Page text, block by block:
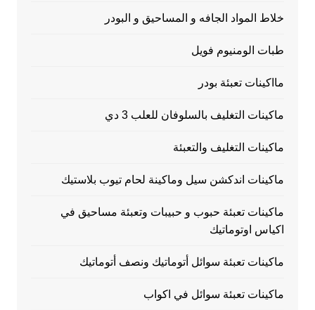
خلاط المواد الجافه و المساحيق و البودر
طبات الومنيوم فويل
مااكينات تعبئة بودر
ماكينات التغليف بالسلوفان للعلب 3 دي
ماكينات التغليف والتعبئة
ماكينات اندكشن سيل وماكينة لحام تيوب بلاستيك
ماكينات تعبئة حبوب و حبيبات وتعبئة مساحيق في
اكياس اوتوماتيك
ماكينات تعبئة سوائل أتوماتيك ونصف أتوماتيك
ماكينات تعبئة سوائل في اكواب